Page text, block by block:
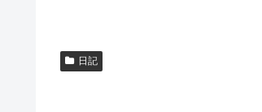
日記